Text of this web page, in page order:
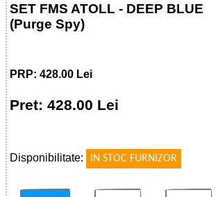
SET FMS ATOLL - DEEP BLUE
(Purge Spy)
PRP: 428.00 Lei
Pret: 428.00 Lei
Disponibilitate:
IN STOC FURNIZOR